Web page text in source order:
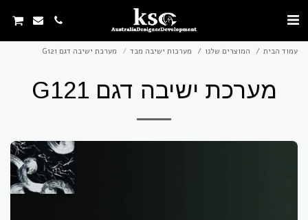
עמוד הבית המוצרים שלנו מערכות ישיבה מבד מערכת ישיבה דגם G121
מערכת ישיבה דגם G121